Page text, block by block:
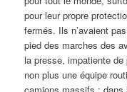
pour leur propre
fermés. Ils n’avaient
pied des marches des
la presse, impatiente de
non plus une équipe